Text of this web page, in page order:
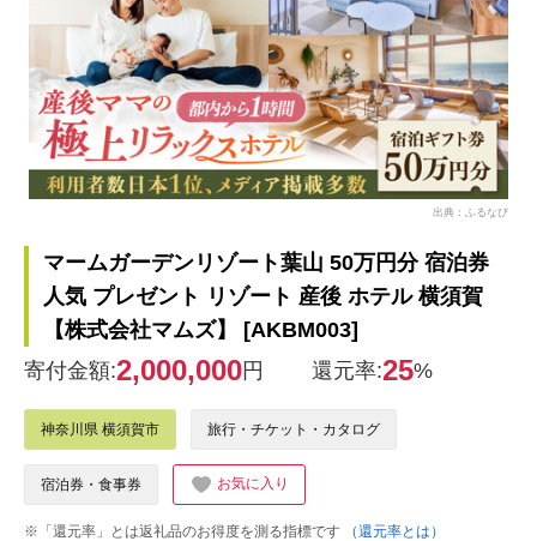
出典：ふるなび
マームガーデンリゾート葉山 50万円分 宿泊券
人気 プレゼント リゾート 産後 ホテル 横須賀
【株式会社マムズ】 [AKBM003]
寄付金額:2,000,000円 還元率:25%
神奈川県 横須賀市 旅行・チケット・カタログ
宿泊券・食事券 お気に入り
※「還元率」とは返礼品のお得度を測る指標です
（還元率とは）